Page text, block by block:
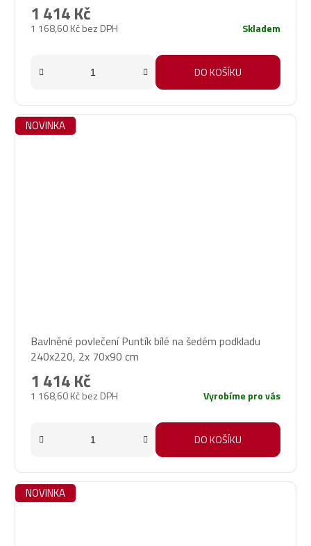
1 168,60 Kč bez DPH
1 414 Kč
Skladem
DO KOŠÍKU
NOVINKA
Bavlněné povlečení Puntík bílé na šedém podkladu
240x220, 2x 70x90 cm
1 168,60 Kč bez DPH
1 414 Kč
Vyrobíme pro vás
DO KOŠÍKU
NOVINKA